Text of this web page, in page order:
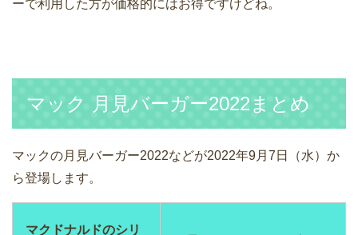
ーで利用した方が価格的にはお得ですけどね。
マック 月見バーガー2022まとめ
マックの月見バーガー2022などが2022年9月7日（水）か
ら登場します。
マクドナルドのシリ